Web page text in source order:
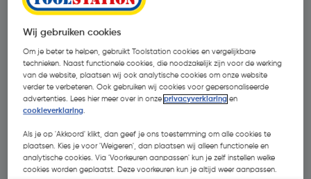
Wij gebruiken cookies
Om je beter te helpen, gebruikt Toolstation cookies en vergelijkbare
technieken. Naast functionele cookies, die noodzakelijk zijn voor de werking
van de website, plaatsen wij ook analytische cookies om onze website
verder te verbeteren. Ook gebruiken wij cookies voor gepersonaliseerde
advertenties. Lees hier meer over in onzeprivacyverklaring en
cookieverklaring.
Als je op 'Akkoord' klikt, dan geef je ons toestemming om alle cookies te
plaatsen. Kies je voor 'Weigeren', dan plaatsen wij alleen functionele en
analytische cookies. Via 'Voorkeuren aanpassen' kun je zelf instellen welke
cookies worden geplaatst. Deze voorkeuren kun je altijd weer aanpassen.